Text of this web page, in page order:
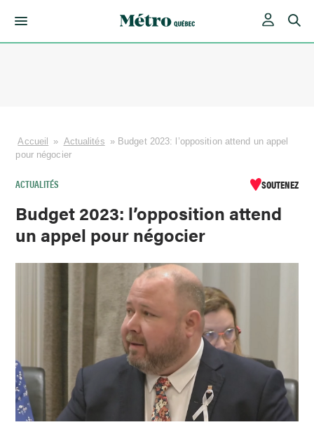
Accueil » Actualités » Budget 2023: l’opposition attend un appel
pour négocier
ACTUALITÉS SOUTENEZ
Budget 2023: l’opposition attend
un appel pour négocier